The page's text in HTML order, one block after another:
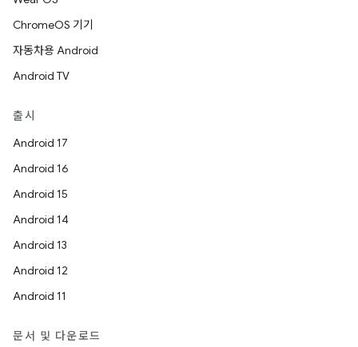
ChromeOS 기기
자동차용 Android
Android TV
출시
Android 17
Android 16
Android 15
Android 14
Android 13
Android 12
Android 11
문서 및 다운로드